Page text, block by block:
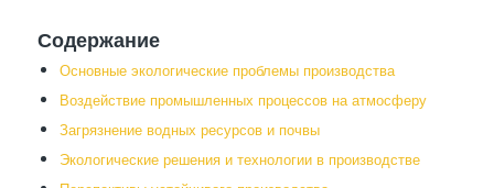
Содержание
Основные экологические проблемы производства
Воздействие промышленных процессов на атмосферу
Загрязнение водных ресурсов и почвы
Экологические решения и технологии в производстве